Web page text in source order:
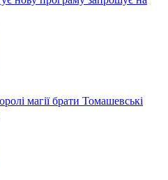
магії брати Томашевські